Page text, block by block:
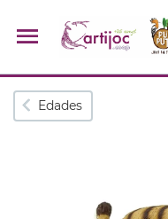
Búsquedas populares
Edades